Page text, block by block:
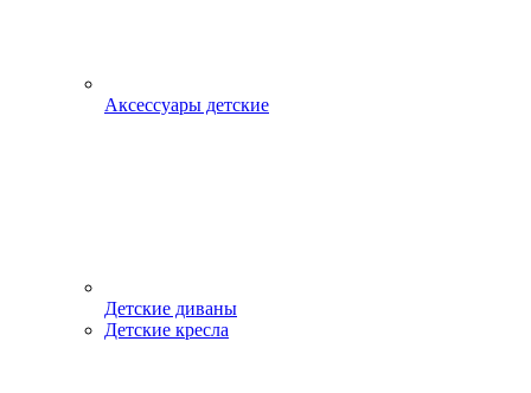
Аксессуары детские
Детские диваны
Детские кресла